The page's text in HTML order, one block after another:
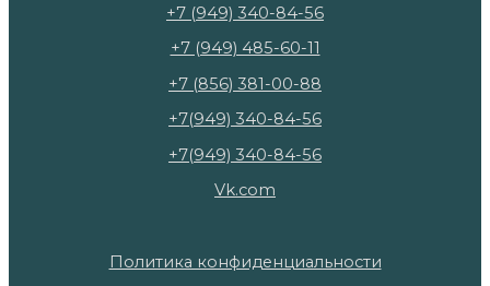
+7 (949) 340-84-56
+7 (949) 485-60-11
+7 (856) 381-00-88
+7(949) 340-84-56
+7(949) 340-84-56
Vk.com
Политика конфиденциальности